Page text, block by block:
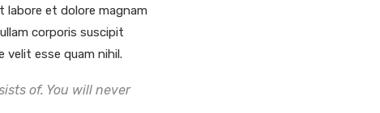
labore et dolore magnam
corporis suscipit
velit esse quam nihil.
of. You will never